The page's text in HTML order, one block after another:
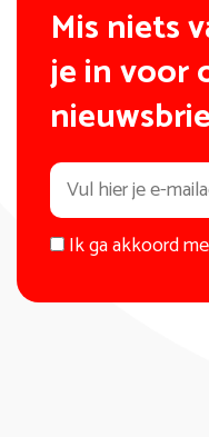
Mis niets
je in voor
Ik ga akkoord